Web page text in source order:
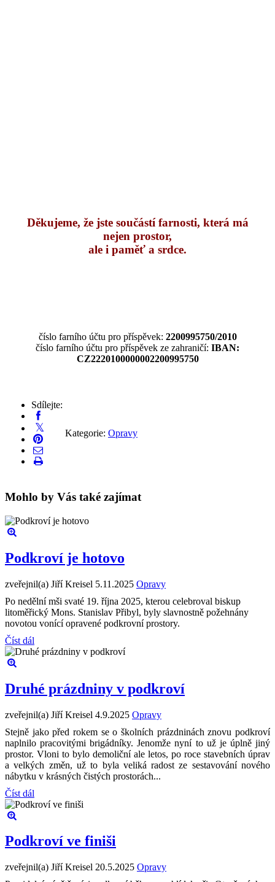
Děkujeme, že jste součástí farnosti, která má
nejen prostor,
ale i paměť a srdce.
číslo farního účtu pro příspěvek: 2200995750/2010
číslo farního účtu pro příspěvek ze zahraničí: IBAN:
CZ2220100000002200995750
Sdílejte:
Kategorie: Opravy
Mohlo by Vás také zajímat
Podkroví je hotovo
zveřejnil(a) Jiří Kreisel 5.11.2025 Opravy
Po nedělní mši svaté 19. října 2025, kterou celebroval biskup
litoměřický Mons. Stanislav Přibyl, byly slavnostně požehnány
novotou vonící opravené podkrovní prostory.
Číst dál
Druhé prázdniny v podkroví
zveřejnil(a) Jiří Kreisel 4.9.2025 Opravy
Stejně jako před rokem se o školních prázdninách znovu podkroví
naplnilo pracovitými brigádníky. Jenomže nyní to už je úplně jiný
prostor. Vloni to bylo demoliční ale letos, po roce stavebních úprav
a velkých změn, už to byla veliká radost ze sestavování nového
nábytku v krásných čistých prostorách...
Číst dál
Podkroví ve finiši
zveřejnil(a) Jiří Kreisel 20.5.2025 Opravy